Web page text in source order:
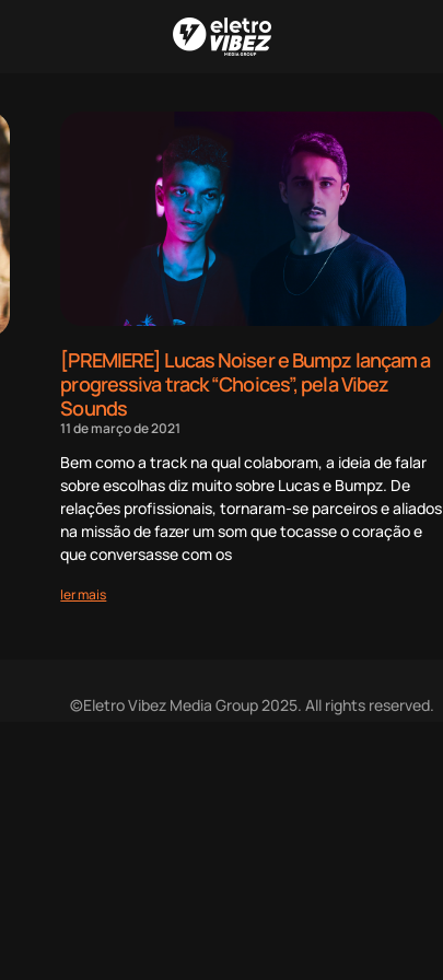
[PREMIERE] Lucas Noiser e Bumpz lançam a
progressiva track “Choices”, pela Vibez
Sounds
11 de março de 2021
Bem como a track na qual colaboram, a ideia de falar
sobre escolhas diz muito sobre Lucas e Bumpz. De
relações profissionais, tornaram-se parceiros e aliados
na missão de fazer um som que tocasse o coração e
que conversasse com os
ler mais
©Eletro Vibez Media Group 2025. All rights reserved.